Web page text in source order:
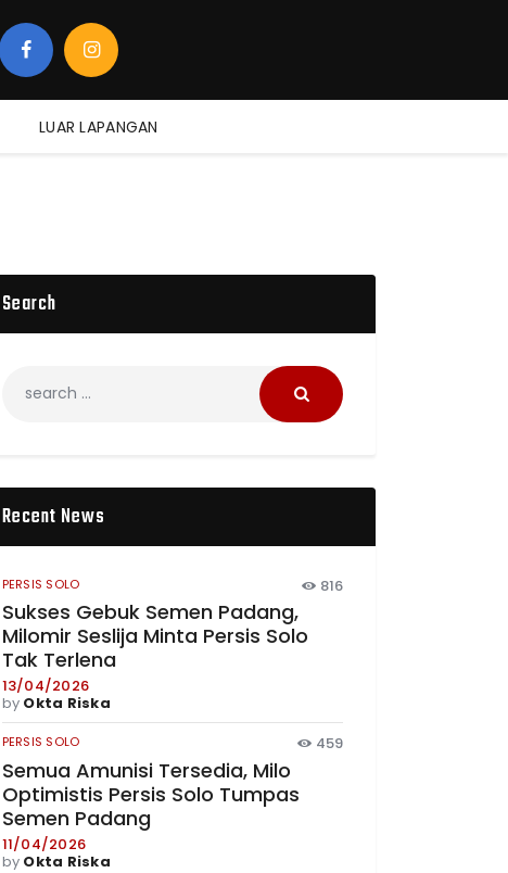
LUAR LAPANGAN
Search
Recent News
PERSIS SOLO 816
Sukses Gebuk Semen Padang,
Milomir Seslija Minta Persis Solo
Tak Terlena
13/04/2026
by Okta Riska
PERSIS SOLO 459
Semua Amunisi Tersedia, Milo
Optimistis Persis Solo Tumpas
Semen Padang
11/04/2026
by Okta Riska